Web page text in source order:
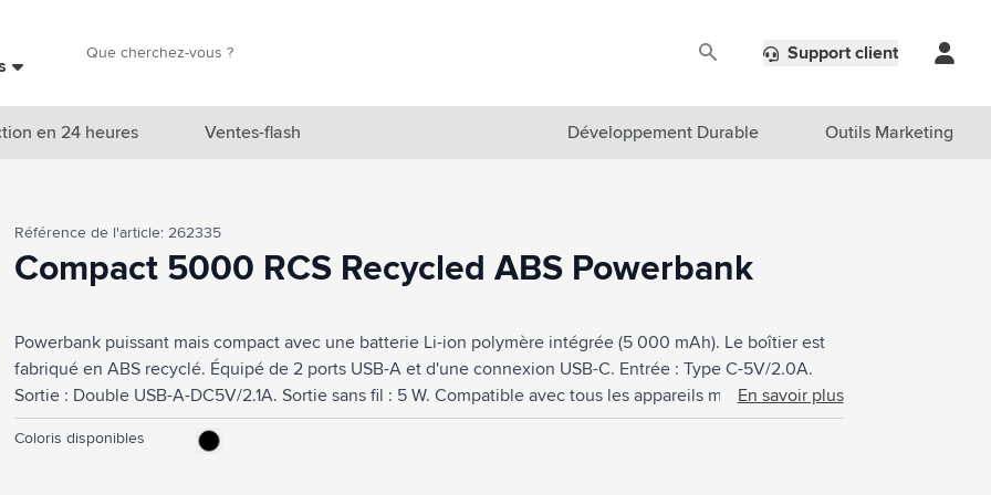
Marques
Accessoires boissons
Sacs & Voyage
Cuisiner & Vivre
Produits de soin
Support client
en 24 heures Ventes-flash Développement Durable Outils Marketing
Référence de l'article: 262335
Compact 5000 RCS Recycled ABS Powerbank
Powerbank puissant mais compact avec une batterie Li-ion polymère intégrée (5 000 mAh). Le boîtier est
fabriqué en ABS recyclé. Équipé de 2 ports USB-A et d'une connexion USB-C. Entrée : Type C-5V/2.0A.
Sortie : Double USB-A-DC5V/2.1A. Sortie sans fil : 5 W. Compatible avec tous les appareils mobiles
acceptant la charge sans fil QI. Avec des voyants lumineux et un bouton marche/arrêt. Comprend un câble
de charge USB-C et un un mode d'emploi. Certifié RCS. Matière recyclée totale : 26%.
En savoir plus
Coloris disponibles